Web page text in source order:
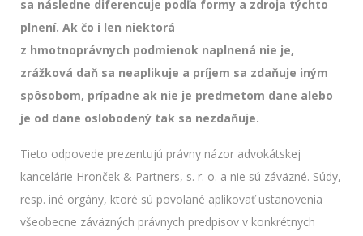
sa následne diferencuje podľa formy a zdroja týchto
plnení. Ak čo i len niektorá
z hmotnoprávnych podmienok naplnená nie je,
zrážková daň sa neaplikuje a príjem sa zdaňuje iným
spôsobom, prípadne ak nie je predmetom dane alebo
je od dane oslobodený tak sa nezdaňuje.
Tieto odpovede prezentujú právny názor advokátskej
kancelárie Hronček & Partners, s. r. o. a nie sú záväzné. Súdy,
resp. iné orgány, ktoré sú povolané aplikovať ustanovenia
všeobecne záväzných právnych predpisov v konkrétnych